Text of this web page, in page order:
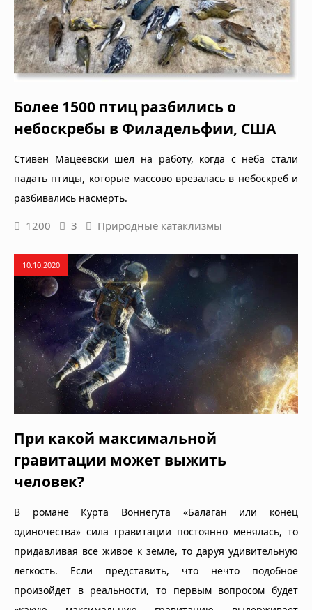
Более 1500 птиц разбились о
небоскребы в Филадельфии, США
Стивен Мацеевски шел на работу, когда с неба стали
падать птицы, которые массово врезалась в небоскреб и
разбивались насмерть.
1200 3 Природные катаклизмы
10.10.2020
При какой максимальной
гравитации может выжить
человек?
В романе Курта Воннегута «Балаган или конец
одиночества» сила гравитации постоянно менялась, то
придавливая все живое к земле, то даруя удивительную
легкость. Если представить, что нечто подобное
произойдет в реальности, то первым вопросом будет